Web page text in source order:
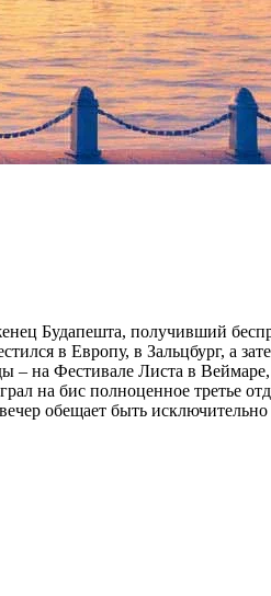
Будапешта, получивший
в Европу, в Зальцбург, а
на Фестивале Листа в Веймаре,
на бис полноценное третье
обещает быть